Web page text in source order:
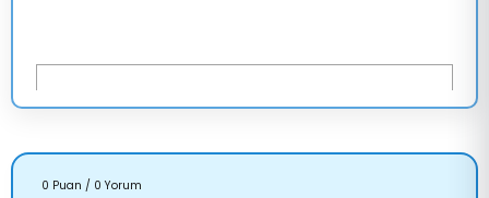
0 Puan / 0 Yorum